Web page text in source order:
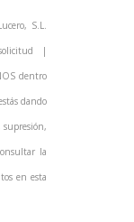
S.L.
|
dentro
dando
supresión,
la
en esta